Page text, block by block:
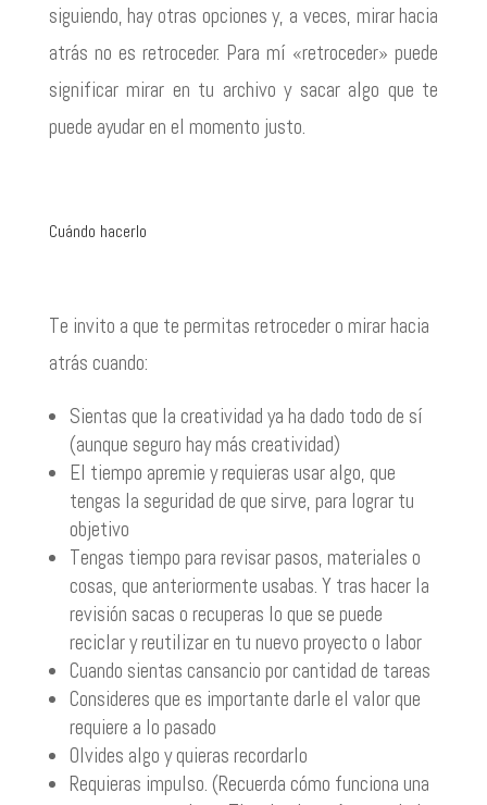
siguiendo, hay otras opciones y, a veces, mirar hacia
atrás no es retroceder. Para mí «retroceder» puede
significar mirar en tu archivo y sacar algo que te
puede ayudar en el momento justo.
Cuándo hacerlo
Te invito a que te permitas retroceder o mirar hacia
atrás cuando:
Sientas que la creatividad ya ha dado todo de sí
(aunque seguro hay más creatividad)
El tiempo apremie y requieras usar algo, que
tengas la seguridad de que sirve, para lograr tu
objetivo
Tengas tiempo para revisar pasos, materiales o
cosas, que anteriormente usabas. Y tras hacer la
revisión sacas o recuperas lo que se puede
reciclar y reutilizar en tu nuevo proyecto o labor
Cuando sientas cansancio por cantidad de tareas
Consideres que es importante darle el valor que
requiere a lo pasado
Olvides algo y quieras recordarlo
Requieras impulso. (Recuerda cómo funciona una